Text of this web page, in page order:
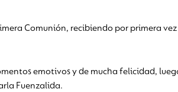
Comunión, recibiendo por primera
emotivos y de mucha felicidad,
Fuenzalida.